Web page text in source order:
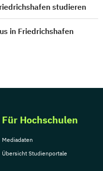
studieren
in Friedrichshafen
Für Hochschulen
Mediadaten
Übersicht Studienportale